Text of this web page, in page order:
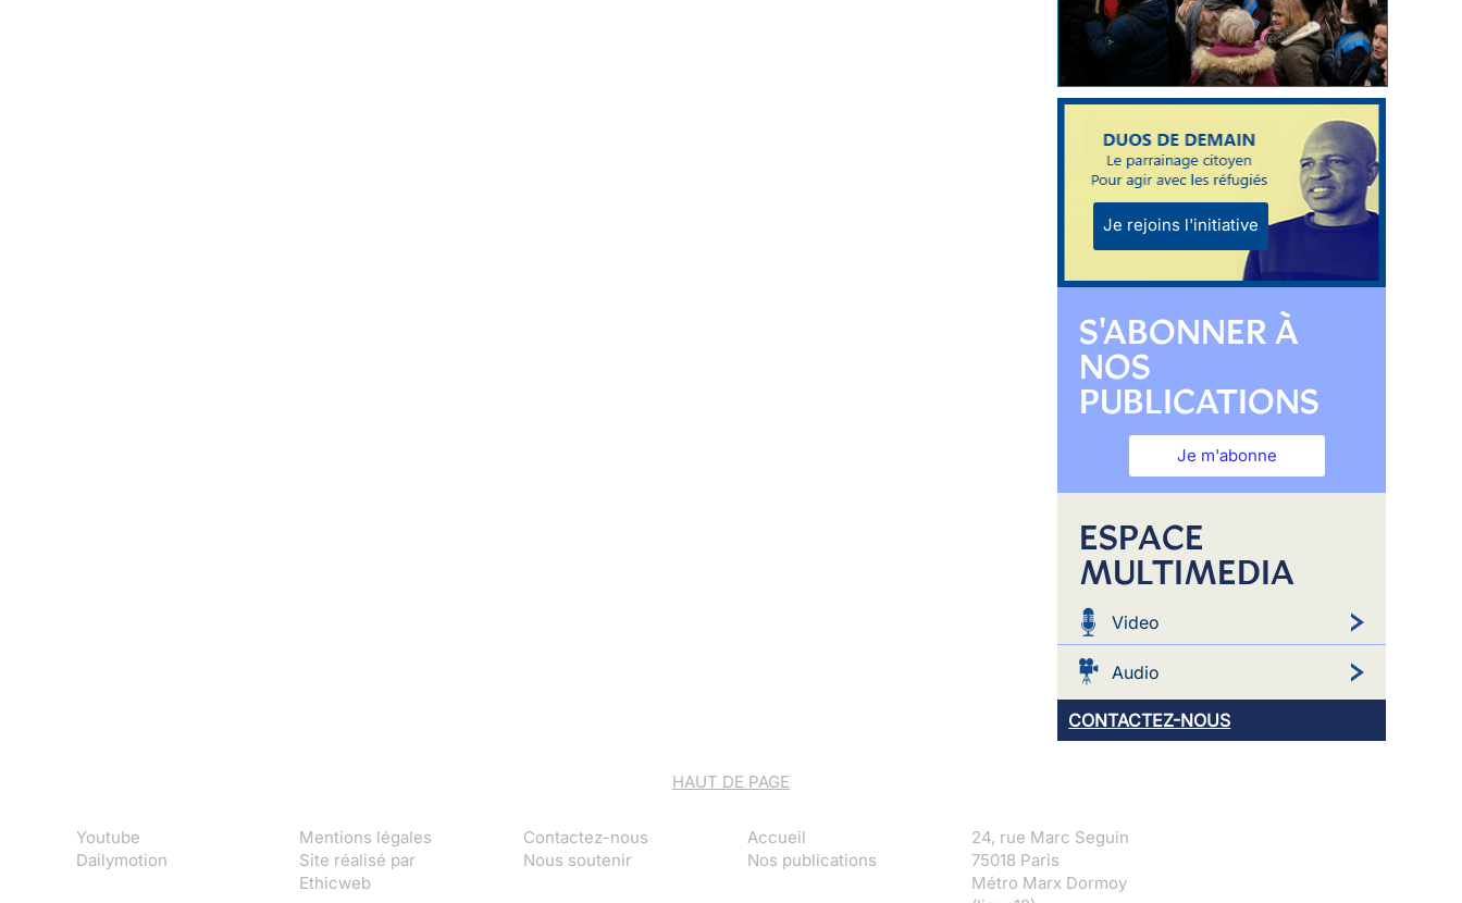
Je rejoins l'initiative
S'ABONNER À
NOS
PUBLICATIONS
Je m'abonne
ESPACE
MULTIMEDIA
Video
Audio
CONTACTEZ-NOUS
HAUT DE PAGE
Youtube
Dailymotion
Mentions légales
Site réalisé par
Ethicweb
Contactez-nous
Nous soutenir
Accueil
Nos publications
24, rue Marc Seguin
75018 Paris
Métro Marx Dormoy